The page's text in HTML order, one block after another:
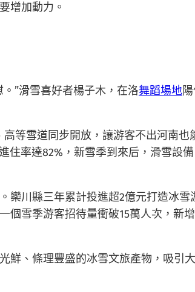
增加動力。
”滑雪喜好者楊子木，在洛舞蹈場地
高等雪道同步開放，讓游客不出河南
率達82%，新雪季到來后，滑雪設
川縣三年累計投進超2億元打造冰
雪季游客招待量衝破15萬人次，新
、條理豐盛的冰雪文旅產物，吸引